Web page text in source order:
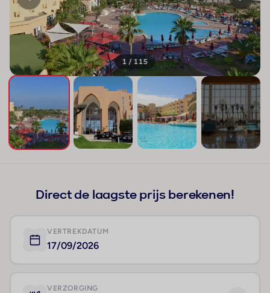
1 / 115
Direct de laagste prijs berekenen!
VERTREKDATUM
17/09/2026
VERZORGING